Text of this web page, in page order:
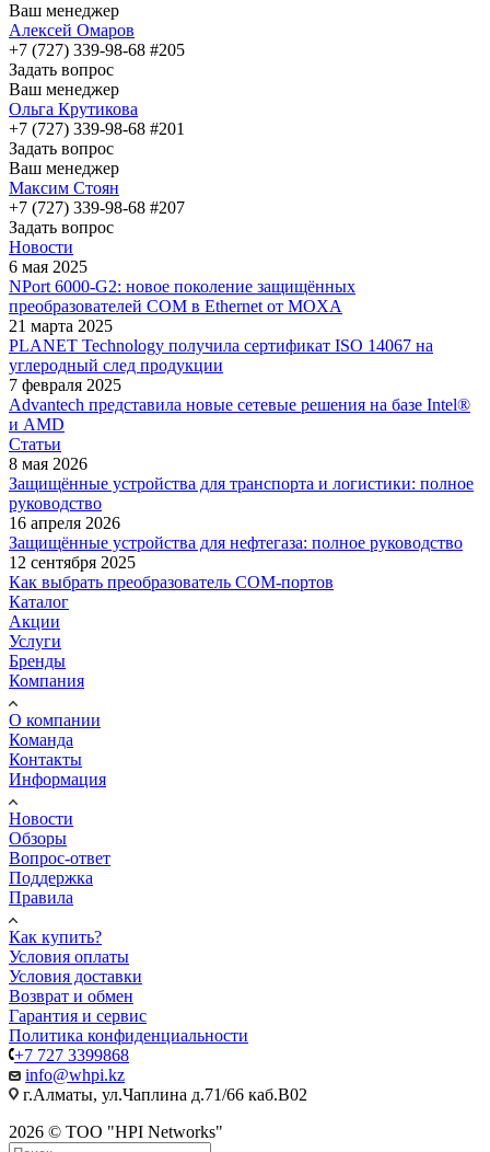
Ваш менеджер
Алексей Омаров
+7 (727) 339-98-68 #205
Задать вопрос
Ваш менеджер
Ольга Крутикова
+7 (727) 339-98-68 #201
Задать вопрос
Ваш менеджер
Максим Стоян
+7 (727) 339-98-68 #207
Задать вопрос
Новости
6 мая 2025
NPort 6000-G2: новое поколение защищённых
преобразователей COM в Ethernet от MOXA
21 марта 2025
PLANET Technology получила сертификат ISO 14067 на
углеродный след продукции
7 февраля 2025
Advantech представила новые сетевые решения на базе Intel®
и AMD
Статьи
8 мая 2026
Защищённые устройства для транспорта и логистики: полное
руководство
16 апреля 2026
Защищённые устройства для нефтегаза: полное руководство
12 сентября 2025
Как выбрать преобразователь COM-портов
Каталог
Акции
Услуги
Бренды
Компания
О компании
Команда
Контакты
Информация
Новости
Обзоры
Вопрос-ответ
Поддержка
Правила
Как купить?
Условия оплаты
Условия доставки
Возврат и обмен
Гарантия и сервис
Политика конфиденциальности
+7 727 3399868
info@whpi.kz
г.Алматы, ул.Чаплина д.71/66 каб.B02
2026 © ТОО "HPI Networks"